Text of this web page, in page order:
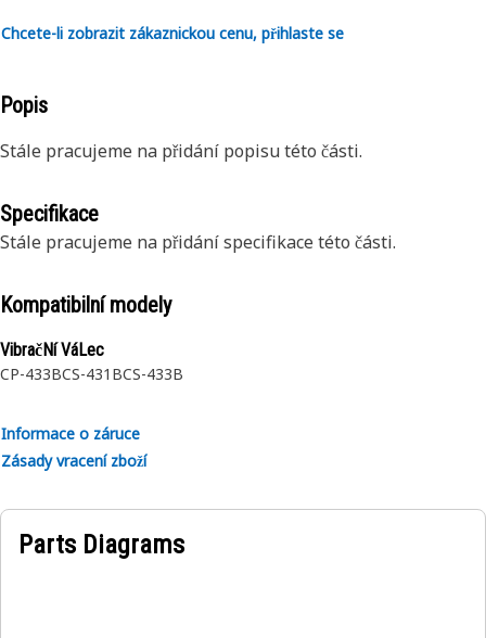
Chcete-li zobrazit zákaznickou cenu, přihlaste se
Popis
Stále pracujeme na přidání popisu této části.
Specifikace
Stále pracujeme na přidání specifikace této části.
Kompatibilní modely
VibračNí VáLec
CP-433BCS-431BCS-433B
Informace o záruce
Zásady vracení zboží
Parts Diagrams